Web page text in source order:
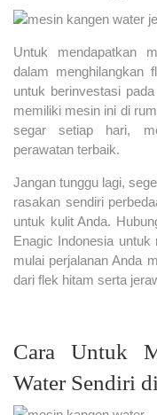
Untuk mendapatkan
dalam menghilangkan
untuk berinvestasi
memiliki mesin ini di
segar setiap hari,
perawatan terbaik.
Jangan tunggu lagi,
rasakan sendiri
untuk kulit Anda.
Enagic Indonesia untuk
mulai perjalanan Anda
dari flek hitam serta
Cara Untuk
Water Sendiri